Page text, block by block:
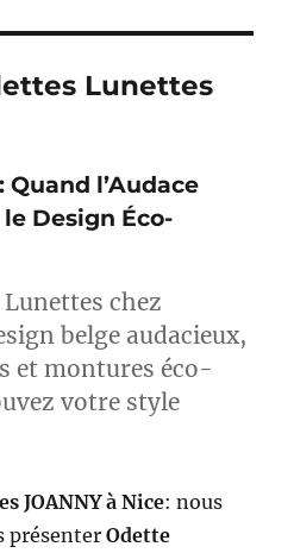
Lunettes
l’Audace
Design Éco-
chez
belge audacieux,
et montures éco-
votre style
JOANNY à Nice: nous
présenterOdette